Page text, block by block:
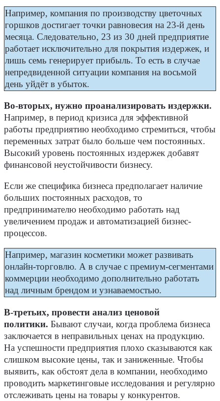
Например, компания по производству цветочных
горшков достигает точки равновесия на 23-й день
месяца. Следовательно, 23 из 30 дней предприятие
работает исключительно для покрытия издержек, и
лишь семь генерирует прибыль. То есть в случае
непредвиденной ситуации компания на восьмой
день уйдёт в убыток.
Во-вторых, нужно проанализировать издержки.
Например, в период кризиса для эффективной
работы предприятию необходимо стремиться, чтобы
переменных затрат было больше чем постоянных.
Высокий уровень постоянных издержек добавят
финансовой неустойчивости бизнесу.
Если же специфика бизнеса предполагает наличие
больших постоянных расходов, то
предпринимателю необходимо работать над
увеличением продаж и автоматизацией бизнес-
процессов.
Например, магазин косметики может развивать
онлайн-торговлю. А в случае с премиум-сегментами
коммерции необходимо дополнительно работать
над личным брендом и узнаваемостью.
В-третьих, провести анализ ценовой
политики. Бывают случаи, когда проблема бизнеса
заключается в неправильных ценах на продукцию.
На успешности предприятия плохо сказываются как
слишком высокие цены, так и заниженные. Чтобы
выявить, как обстоят дела в компании, необходимо
проводить маркетинговые исследования и регулярно
отслеживать цены на товары у конкурентов.